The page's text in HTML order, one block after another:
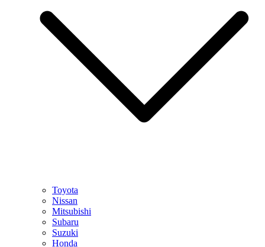
Toyota
Nissan
Mitsubishi
Subaru
Suzuki
Honda